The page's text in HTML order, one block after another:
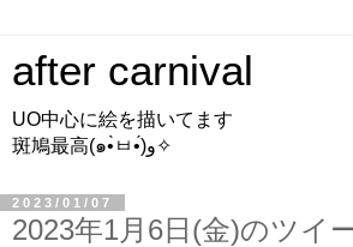
after carnival
UO中心に絵を描いてます
斑鳩最高(๑•̀ㅂ•́)و✧
2023/01/07
2023年1月6日(金)のツイ